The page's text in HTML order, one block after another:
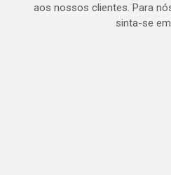
aos nossos clientes. Para
sinta-se